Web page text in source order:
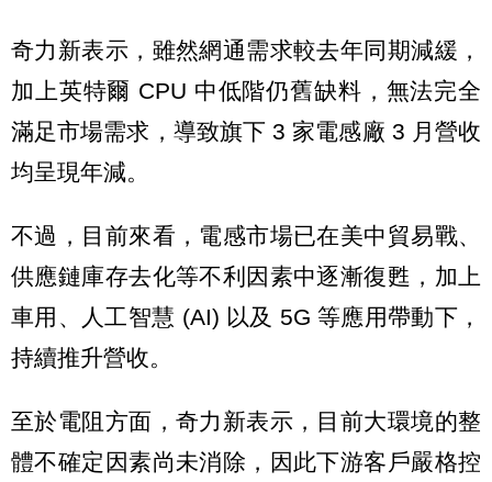
奇力新表示，雖然網通需求較去年同期減緩，
加上英特爾 CPU 中低階仍舊缺料，無法完全
滿足市場需求，導致旗下 3 家電感廠 3 月營收
均呈現年減。
不過，目前來看，電感市場已在美中貿易戰、
供應鏈庫存去化等不利因素中逐漸復甦，加上
車用、人工智慧 (AI) 以及 5G 等應用帶動下，
持續推升營收。
至於電阻方面，奇力新表示，目前大環境的整
體不確定因素尚未消除，因此下游客戶嚴格控